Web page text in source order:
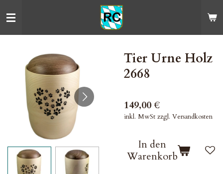
Hauptinhalt
springen
Tier Urne Holz
2668
149,00 €
inkl. MwSt zzgl. Versandkosten
In den
Warenkorb